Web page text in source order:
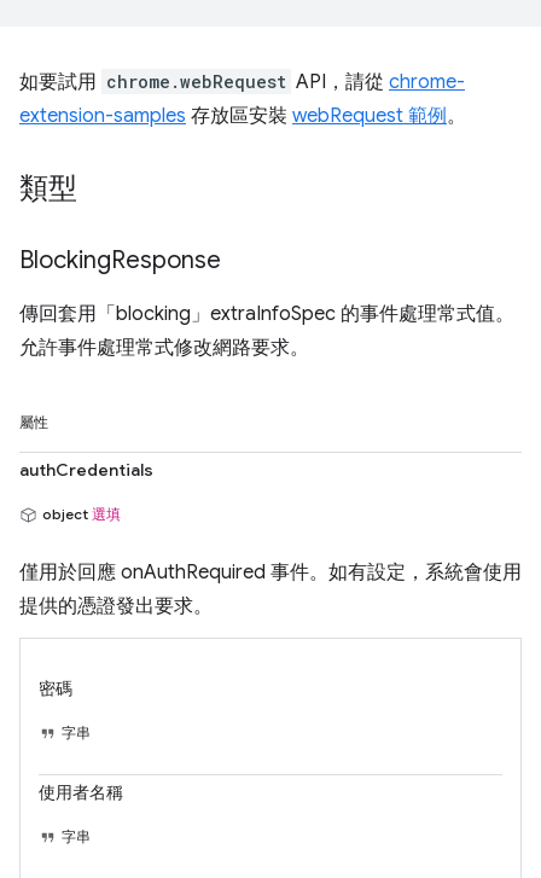
如要試用 chrome.webRequest API，請從 chrome-
extension-samples 存放區安裝 webRequest 範例。
類型
BlockingResponse
傳回套用「blocking」extraInfoSpec 的事件處理常式值。
允許事件處理常式修改網路要求。
屬性
authCredentials
object 選填
僅用於回應 onAuthRequired 事件。如有設定，系統會使用
提供的憑證發出要求。
密碼
字串
使用者名稱
字串